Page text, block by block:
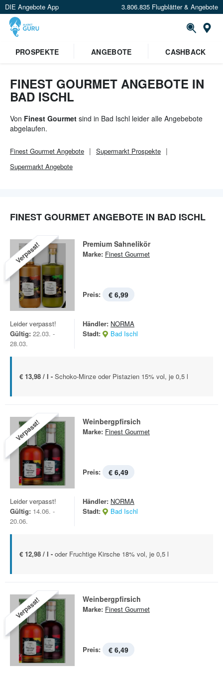
DIE Angebote App 3.806.835 Flugblätter & Angebote
PROSPEKTE ANGEBOTE CASHBACK
FINEST GOURMET ANGEBOTE IN
BAD ISCHL
Von Finest Gourmet sind in Bad Ischl leider alle Angebebote
abgelaufen.
Finest Gourmet Angebote Supermarkt Prospekte
Supermarkt Angebote
FINEST GOURMET ANGEBOTE IN BAD ISCHL
Verpasst! Premium Sahnelikör
Marke: Finest Gourmet
Preis: € 6,99
Leider verpasst!
Gültig: 22.03. -
28.03.
Händler: NORMA
Stadt:
Bad Ischl
€ 13,98 / l - Schoko-Minze oder Pistazien 15% vol, je 0,5 l
Verpasst! Weinbergpfirsich
Marke: Finest Gourmet
Preis: € 6,49
Leider verpasst!
Gültig: 14.06. -
20.06.
Händler: NORMA
Stadt:
Bad Ischl
€ 12,98 / l - oder Fruchtige Kirsche 18% vol, je 0,5 l
Verpasst! Weinbergpfirsich
Marke: Finest Gourmet
Preis: € 6,49